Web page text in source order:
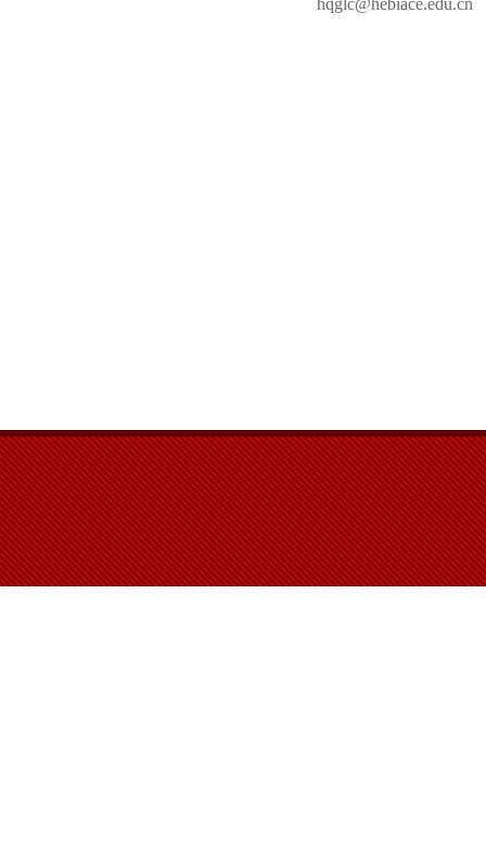
hqglc@hebiace.edu.cn